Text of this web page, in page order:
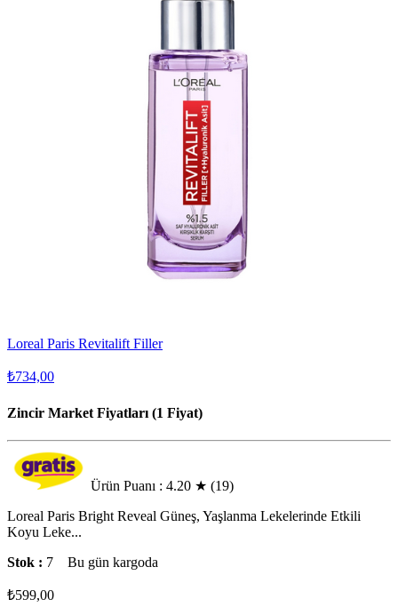
Loreal Paris Revitalift Filler
₺734,00
Zincir Market Fiyatları (1 Fiyat)
Ürün Puanı : 4.20 ★ (19)
Loreal Paris Bright Reveal Güneş, Yaşlanma Lekelerinde Etkili
Koyu Leke...
Stok : 7 Bu gün kargoda
₺599,00